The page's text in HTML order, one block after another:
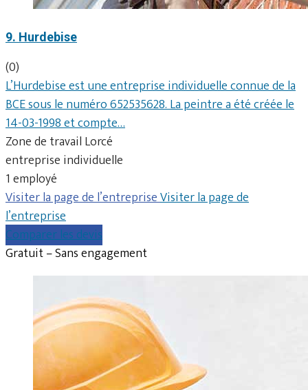
9. Hurdebise
(0)
L’Hurdebise est une entreprise individuelle connue de la
BCE sous le numéro 652535628. La peintre a été créée le
14-03-1998 et compte…
Zone de travail Lorcé
entreprise individuelle
1 employé
Visiter la page de l’entrepriseVisiter la page de
l’entreprise
Comparer les devis
Gratuit – Sans engagement